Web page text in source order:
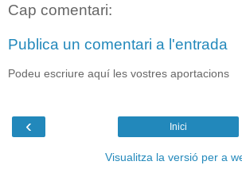
Cap comentari:
Publica un comentari a l'entrada
Podeu escriure aquí les vostres aportacions
‹ Inici
Visualitza la versió per a